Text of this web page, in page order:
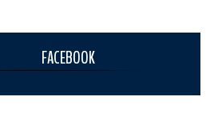
FACEBOOK